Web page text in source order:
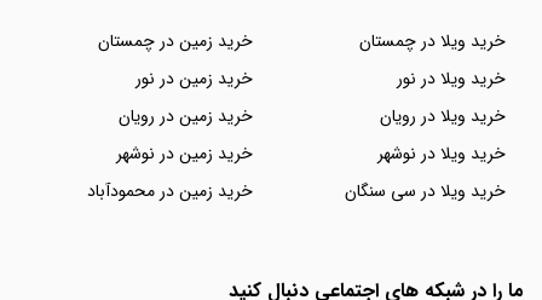
خرید ویلا در چمستان
خرید ویلا در نور
خرید ویلا در رویان
خرید ویلا در نوشهر
خرید ویلا در سی سنگان
خرید زمین در چمستان
خرید زمین در نور
خرید زمین در رویان
خرید زمین در نوشهر
خرید زمین در محمودآباد
ما را در شبکه های اجتماعی دنبال کنید